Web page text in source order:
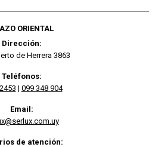
ORIENTAL
Dirección:
de Herrera 3863
Teléfonos:
| 099 348 904
Email:
de atención: